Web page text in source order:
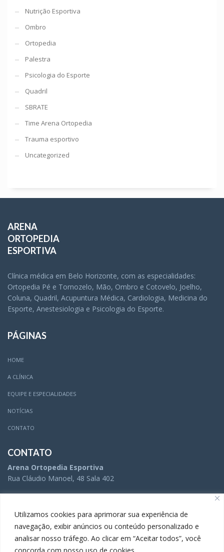
Utilizamos cookies para aprimorar sua experiência de
navegação, exibir anúncios ou conteúdo personalizado e
analisar nosso tráfego. Ao clicar em “Aceitar todos”, você
concorda com nosso uso de cookies.
Nutrição Esportiva
Ombro
Ortopedia
Palestra
Psicologia do Esporte
Quadril
SBRATE
Time Arena Ortopedia
Trauma esportivo
Uncategorized
ARENA
ORTOPEDIA
ESPORTIVA
Clínica médica em Belo Horizonte, com as especialidades:
Ortopedia Pé e Tornozelo, Mão, Ombro e Cotovelo, Joelho,
Coluna, Quadril, Acupuntura Médica, Cardiologia, Medicina do
Esporte, Anestesiologia e Psicologia do Esporte.
PÁGINAS
HOME
A CLÍNICA
EQUIPE E ESPECIALIDADES
NOTÍCIAS
CONTATO
CONTATO
Arena Ortopedia Esportiva
Rua Cláudio Manoel, 48 Sala 402
(31) 3504-5005
(31) 3283-9738